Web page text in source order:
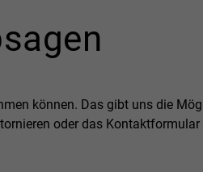
können. Das gibt uns die
oder das